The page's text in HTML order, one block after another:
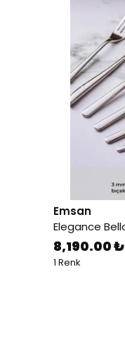
Emsan
8,190.00 ₺
1 Renk